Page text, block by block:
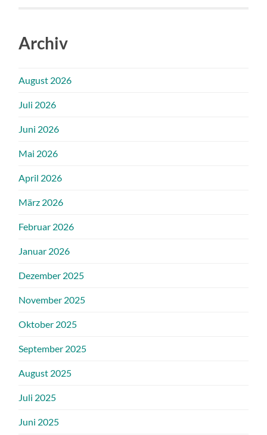
Archiv
August 2026
Juli 2026
Juni 2026
Mai 2026
April 2026
März 2026
Februar 2026
Januar 2026
Dezember 2025
November 2025
Oktober 2025
September 2025
August 2025
Juli 2025
Juni 2025